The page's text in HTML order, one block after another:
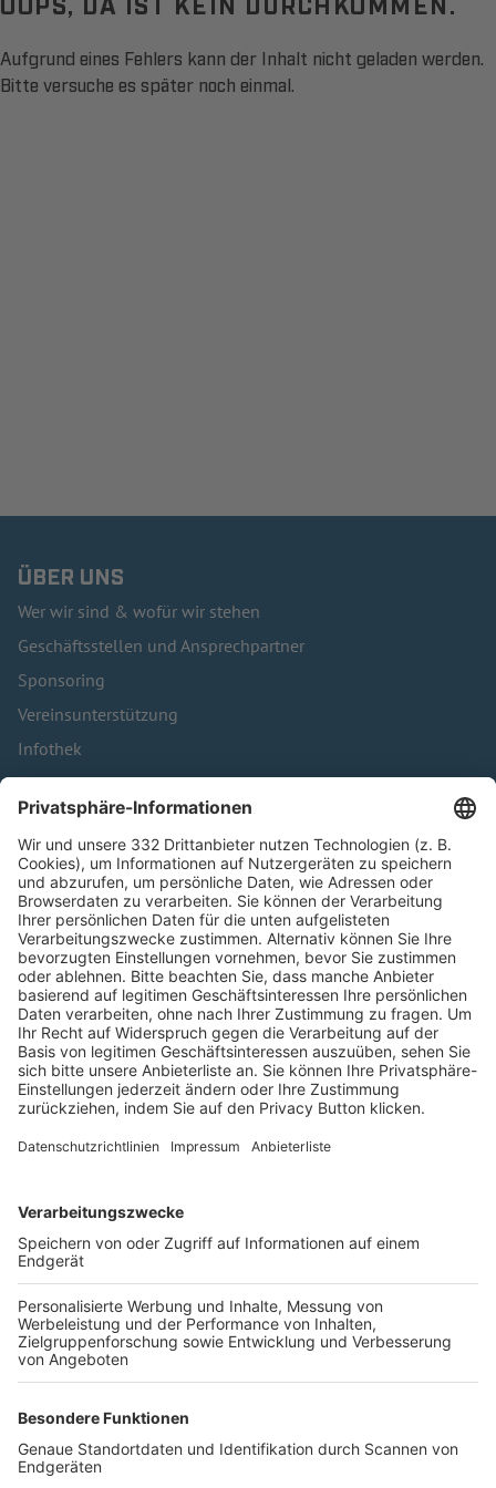
Aufgrund eines Fehlers kann der Inhalt nicht geladen werden.
Bitte versuche es später noch einmal.
ÜBER UNS
Wer wir sind & wofür wir stehen
Geschäftsstellen und Ansprechpartner
Sponsoring
Vereinsunterstützung
Infothek
Kontakt
HÄUFIG BESUCHTE SEITEN
Pässe und Vereinswechsel
Trainerausbildung
Schulungsangebot Vereinsmitarbeiter
BFV-Geschäftsstellen
Trainerbörse
Login SpielPlus
FOLGE DEM BFV
TOP-VEREINE
TOP-PARTNER